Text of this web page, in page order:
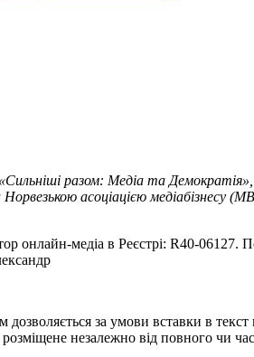
разом: Медіа та
асоціацією медіабізнесу
онлайн-медіа в Реєстрі: R40-
за умови вставки в
незалежно від повного чи